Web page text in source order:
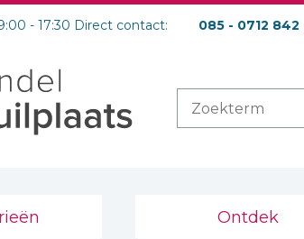
- 17:30 Direct contact: 085 - 0712 842
Ontdek